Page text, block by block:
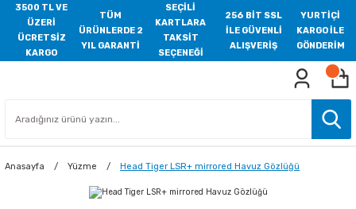
3500 TL VE
ÜZERİ
ÜCRETSİZ
KARGO
TÜM
ÜRÜNLERDE 2
YIL GARANTİ
SEÇİLİ
KARTLARA
TAKSİT
SEÇENEĞİ
256 BİT SSL
İLE GÜVENLİ
ALIŞVERİŞ
YURTİÇİ
KARGO İLE
GÖNDERİM
Anasayfa Yüzme Head Tiger LSR+ mirrored Havuz Gözlüğü